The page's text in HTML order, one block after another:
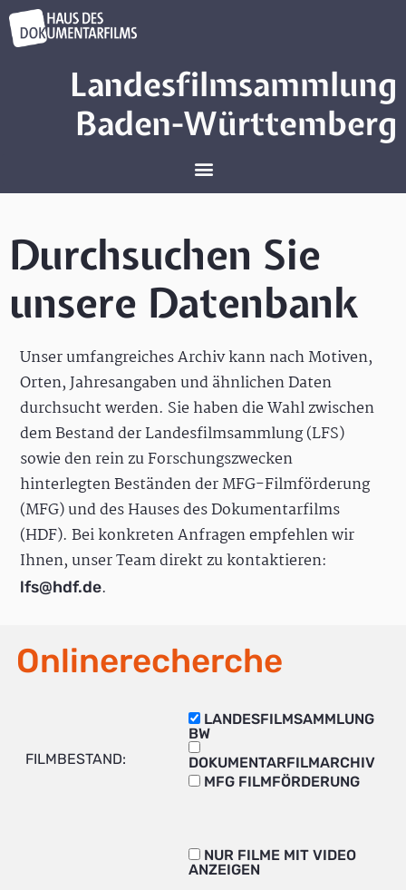
Landesfilmsammlung
Baden-Württemberg
Durchsuchen Sie
unsere Datenbank
Unser umfangreiches Archiv kann nach Motiven,
Orten, Jahresangaben und ähnlichen Daten
durchsucht werden. Sie haben die Wahl zwischen
dem Bestand der Landesfilmsammlung (LFS)
sowie den rein zu Forschungszwecken
hinterlegten Beständen der MFG-Filmförderung
(MFG) und des Hauses des Dokumentarfilms
(HDF). Bei konkreten Anfragen empfehlen wir
Ihnen, unser Team direkt zu kontaktieren:
lfs@hdf.de.
Onlinerecherche
FILMBESTAND:
LANDESFILMSAMMLUNG
BW
DOKUMENTARFILMARCHIV
MFG FILMFÖRDERUNG
NUR FILME MIT VIDEO
ANZEIGEN